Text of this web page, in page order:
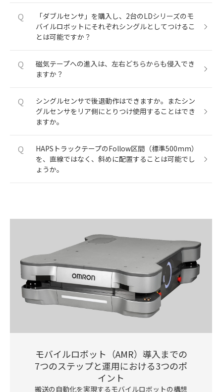
Q
「ダブルセンサ」を購入し、2台のLDシリーズのモ
バイルロボットにそれぞれシングルとしてつけるこ
とは可能ですか？
Q
磁気テープへの進入は、左右どちらからも侵入でき
ますか？
Q
シングルセンサで後退動作はできますか。またシン
グルセンサをリア側にとりつけ使用することはでき
ますか。
Q
HAPSトラックテープのFollow区間（標準500mm）
を、直線ではなく、斜めに配置することは可能でし
ょうか。
モバイルロボット（AMR）導入までの
7つのステップと運用における3つのポ
イント
搬送の自動化を実現するモバイルロボットの構想